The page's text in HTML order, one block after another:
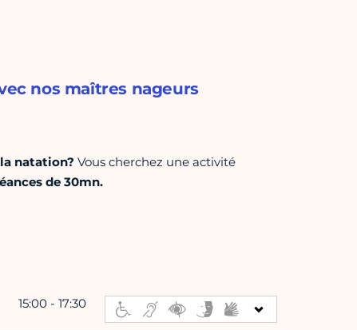
nos maîtres nageurs
natation? Vous cherchez une activité
de 30mn.
15:00 - 17:30